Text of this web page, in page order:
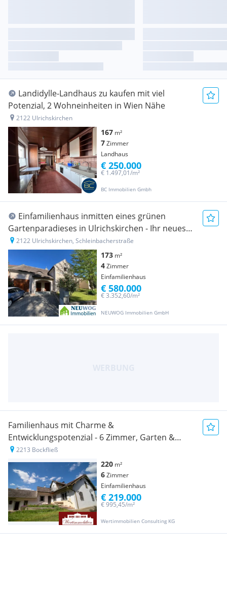
Landidylle-Landhaus zu kaufen mit viel
Potenzial, 2 Wohneinheiten in Wien Nähe
2122 Ulrichskirchen
167 m²
7Zimmer
Landhaus
BC Immobilien Gmbh
€ 1.497,01/m²
€ 250.000
Einfamilienhaus inmitten eines grünen
Gartenparadieses in Ulrichskirchen - Ihr neues
Zuhause!
2122 Ulrichskirchen, Schleinbacherstraße
173 m²
4Zimmer
Einfamilienhaus
NEUWOG Immobilien GmbH
€ 3.352,60/m²
€ 580.000
Familienhaus mit Charme &
Entwicklungspotenzial - 6 Zimmer, Garten &
Terrasse in Bockfließ
2213 Bockfließ
220 m²
6Zimmer
Einfamilienhaus
Wertimmobilien Consulting KG
€ 995,45/m²
€ 219.000